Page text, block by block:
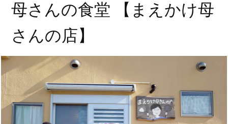
母さんの食堂 【まえかけ母
さんの店】